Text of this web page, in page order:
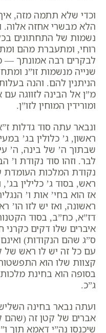
וכדי שלא תתמה מזה,
הלא מבשרי אחזה אלוה.
נשמות של התחתונים
רוחי, ומתעברת מהם
לבקרים רבה אמונתך
שנייה מנשמות זו”נ
הניתנין להם. והנה
מ”ן אל הבינה לזווגה עם
ומורידין המוחין לזו”ן.
ונבאר עתה סוד גדלות
ראשון, ג’ כלולין בג’
שבתוך ה’ של בינה, ה’
לבר. וזהו סוד נקודת ו’
נקודת המלכות העומדת
ראש, בסוד ג’ כלילין
אז הוא בחי’ אות ו’
ראשונה, ואז יש לזו הו’
דז”א, כח”ב, בסוד
איברים שלו דקים כקרני
ס”ג שהם הנקודות)
עם כל זה יש לו ראש של
קצוות שלו הוא
בסופה הוא בחינת
ג”כ.
ועתה נבאר בחינה
אברים של קטן זה (שהם
שיכנסו נה”י דאמא תוך